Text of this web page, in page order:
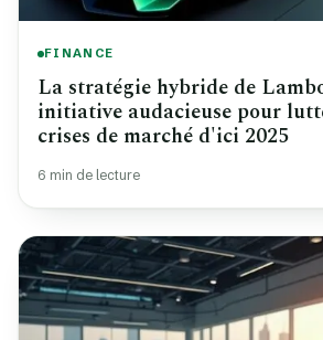
FINANCE
La stratégie hybride de
initiative audacieuse pour
crises de marché d'ici 2025
6 min de lecture